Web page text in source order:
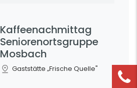
Kaffeenachmittag
Seniorenortsgruppe
Mosbach
Gaststätte „Frische Quelle"